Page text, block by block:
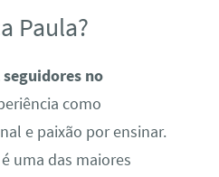
Paula?
no
como
e paixão por ensinar.
uma das maiores